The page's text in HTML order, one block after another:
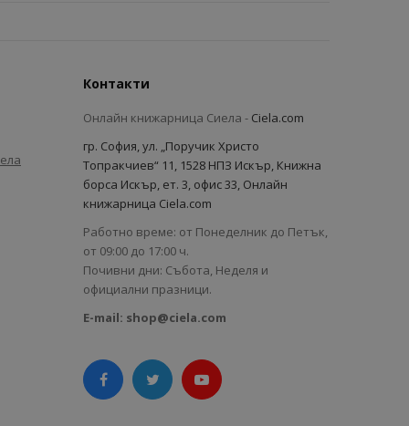
Контакти
Онлайн книжарница Сиела - Ciela.com
гр. София, ул. „Поручик Христо
Топракчиев“ 11, 1528 НПЗ Искър, Книжна
борса Искър, ет. 3, офис 33, Онлайн
книжарница Ciela.com
Работно време: от Понеделник до Петък,
от 09:00 до 17:00 ч.
Почивни дни: Събота, Неделя и
официални празници.
E-mail: shop@ciela.com